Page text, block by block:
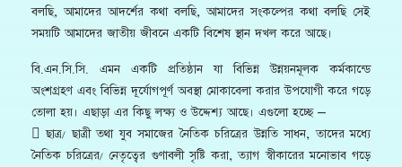
বলছি, আমাদের আদর্শের কথা বলছি, আমাদের সংকল্পের কথা বলছি সেই
সময়টি আমাদের জাতীয় জীবনে একটি বিশেষ স্থান দখল করে আছে।
বি.এন.সি.সি. এমন একটি প্রতিষ্ঠান যা বিভিন্ন উন্নয়নমূলক কর্মকান্ডে
অংশগ্রহণ এবং বিভিন্ন দূর্যোগপূর্ণ অবস্থা মোকাবেলা করার উপযোগী করে গড়ে
তোলা হয়। এছাড়া এর কিছু লক্ষ্য ও উদ্দেশ্য আছে। এগুলো হচ্ছে –
 ছাত্র/ ছাত্রী তথা যুব সমাজের নৈতিক চরিত্রের উন্নতি সাধন, তাদের মধ্যে
নৈতিক চরিত্রের/ নেতৃত্বের গুণাবলী সৃষ্টি করা, ত্যাগ স্বীকারের মনোভাব গড়ে